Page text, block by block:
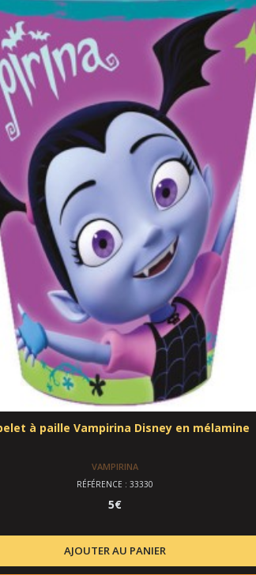
à paille Vampirina Disney en mélamine
VAMPIRINA
RÉFÉRENCE : 33330
5€
AJOUTER AU PANIER